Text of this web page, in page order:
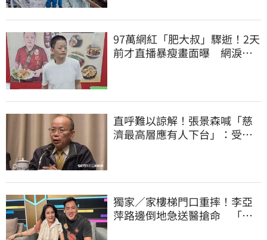
97萬網紅「肥大叔」驟逝！2天
前才直播暴瘦畫面曝 網淚
直呼難以諒解！張景森喊「慈
濟最高層應有人下台」：受害
獨家／家樓梯門口重摔！李亞
萍路邊倒地急送醫搶命 「最